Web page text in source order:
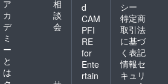
ア
カ
デ
ミ
ー
と
は
相
談
会
d
CAM
PFI
RE
for
Ente
rtain
シー
特定商
取引法
に基づ
く表記
情報セ
キュリ